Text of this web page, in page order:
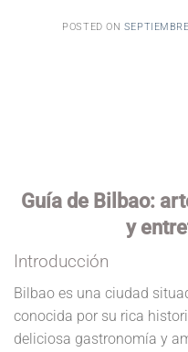
POSTED ON
Guía de Bilbao:
y
Introducción
Bilbao es una ciudad
conocida por su rica
deliciosa gastronomía y